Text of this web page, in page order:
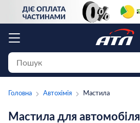
Головна Автохімія Мастила
Мастила для автомобіля